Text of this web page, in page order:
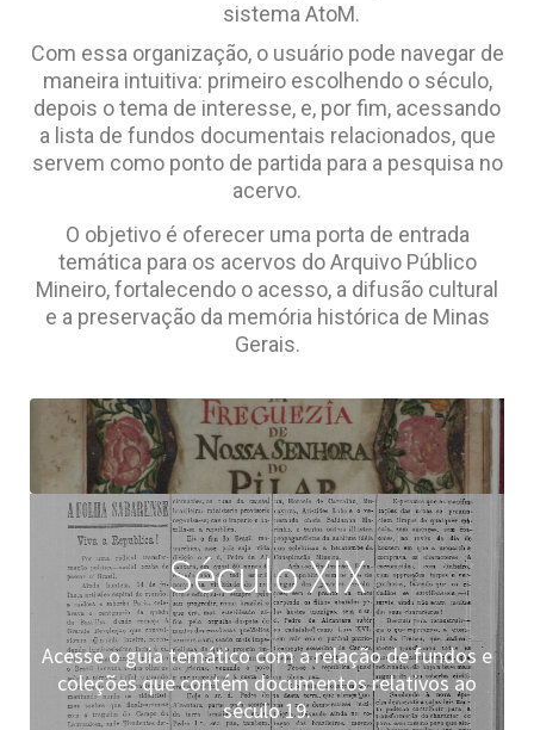
sistema AtoM.
Com essa organização, o usuário pode navegar de
maneira intuitiva: primeiro escolhendo o século,
depois o tema de interesse, e, por fim, acessando
a lista de fundos documentais relacionados, que
servem como ponto de partida para a pesquisa no
acervo.
O objetivo é oferecer uma porta de entrada
temática para os acervos do Arquivo Público
Mineiro, fortalecendo o acesso, a difusão cultural
e a preservação da memória histórica de Minas
Gerais.
Século XIX
Acesse o guia temático com a relação de fundos e
coleções que contém documentos relativos ao
século 19.